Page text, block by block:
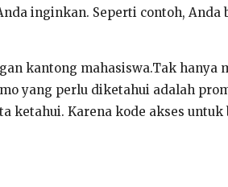
inginkan. Seperti contoh, Anda
kantong mahasiswa.Tak hanya
yang perlu diketahui adalah
ketahui. Karena kode akses untuk